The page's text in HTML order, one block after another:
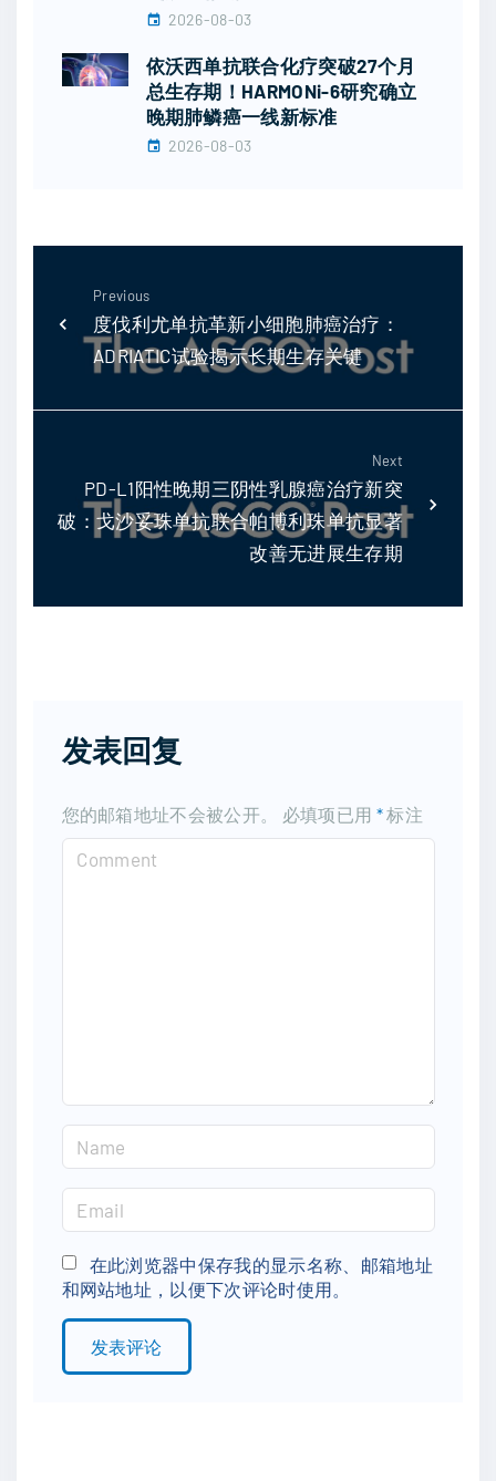
2026-08-03
依沃西单抗联合化疗突破27个月
总生存期！HARMONi-6研究确立
晚期肺鳞癌一线新标准
2026-08-03
Previous
度伐利尤单抗革新小细胞肺癌治疗：
ADRIATIC试验揭示长期生存关键
Next
PD-L1阳性晚期三阴性乳腺癌治疗新突
破：戈沙妥珠单抗联合帕博利珠单抗显著
改善无进展生存期
发表回复
您的邮箱地址不会被公开。 必填项已用 *标注
a
e
*
m
a
i
l
在此浏览器中保存我的显示名称、邮箱地址
和网站地址，以便下次评论时使用。